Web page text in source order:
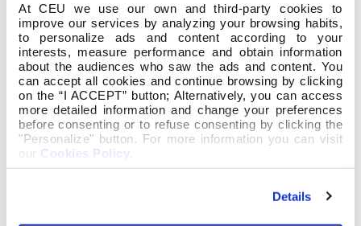
At CEU we use our own and third-party cookies to
improve our services by analyzing your browsing habits,
to personalize ads and content according to your
interests, measure performance and obtain information
about the audiences who saw the ads and content. You
can accept all cookies and continue browsing by clicking
on the “I ACCEPT” button; Alternatively, you can access
more detailed information and change your preferences
before consenting or to refuse consenting by clicking the
"Personalize" button. For more information you can visit
our Cookies Policy
Details